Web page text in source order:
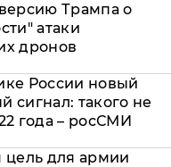
Трампа о
атаки
дронов
России новый
сигнал: такого не
года – росСМИ
цель для армии